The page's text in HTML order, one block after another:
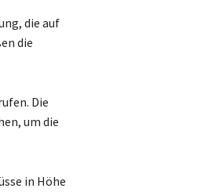
die auf
die
Die
um die
in Höhe